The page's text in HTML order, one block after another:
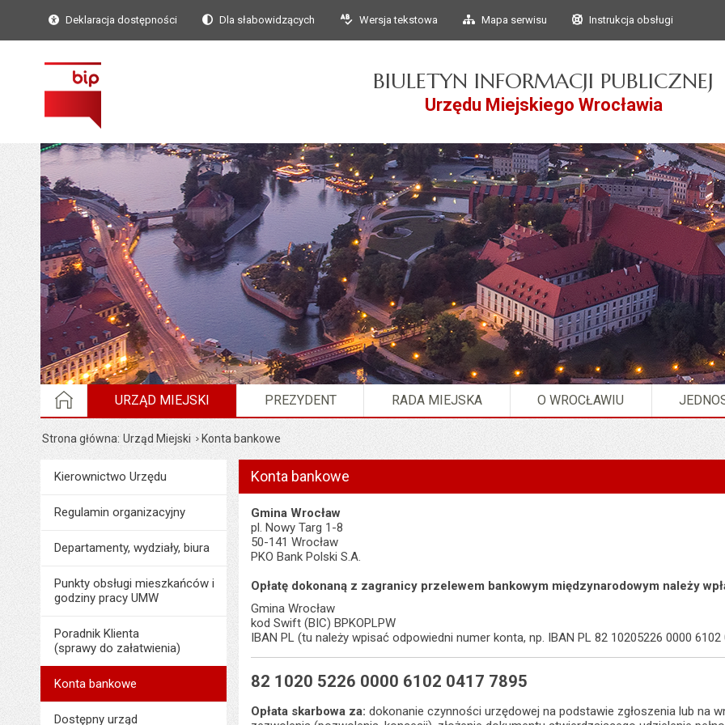
Przejdź do głównego
Przejdź do treści
Deklaracja dostępności Dla słabowidzących Wersja tekstowa Mapa serwisu Instrukcja obsługi
BIULETYN INFORMACJI PUBLICZNEJ
Urzędu Miejskiego Wrocławia
STRONA GŁÓWNA
URZĄD MIEJSKI PREZYDENT RADA MIEJSKA O WROCŁAWIU
Strona główna Urząd Miejski Konta bankowe
MenuUrząd Miejski
Kierownictwo Urzędu
Regulamin organizacyjny
Departamenty, wydziały, biura
Punkty obsługi mieszkańców i
godziny pracy UMW
Poradnik Klienta
(sprawy do załatwienia)
Konta bankowe
Dostępny urząd
Konta bankowe
Gmina Wrocław
pl. Nowy Targ 1-8
50-141 Wrocław
PKO Bank Polski S.A.
Opłatę dokonaną z zagranicy przelewem bankowym międzynarodowym należy
Gmina Wrocław
kod Swift (BIC) BPKOPLPW
IBAN PL (tu należy wpisać odpowiedni numer konta, np. IBAN PL 82 10205226 0000 6102
82 1020 5226 0000 6102 0417 7895
Opłata skarbowa za: dokonanie czynności urzędowej na podstawie zgłoszenia lub na